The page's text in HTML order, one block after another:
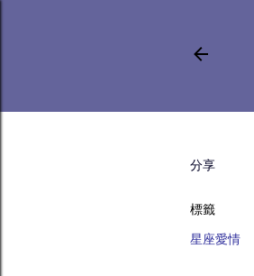
分享
標籤
星座愛情